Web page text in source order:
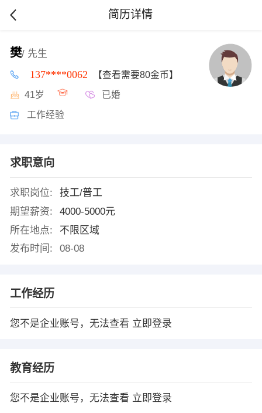
简历详情
樊/ 先生
137****0062 【查看需要80金币】
41岁 已婚
工作经验
求职意向
求职岗位:
技工/普工
期望薪资:
4000-5000元
所在地点:
不限区域
发布时间:
08-08
工作经历
您不是企业账号，无法查看 立即登录
教育经历
您不是企业账号，无法查看 立即登录